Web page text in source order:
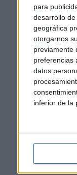
para
desarrollo de
geográfica
otorgarnos
previamente
preferencias
datos
inferior de la